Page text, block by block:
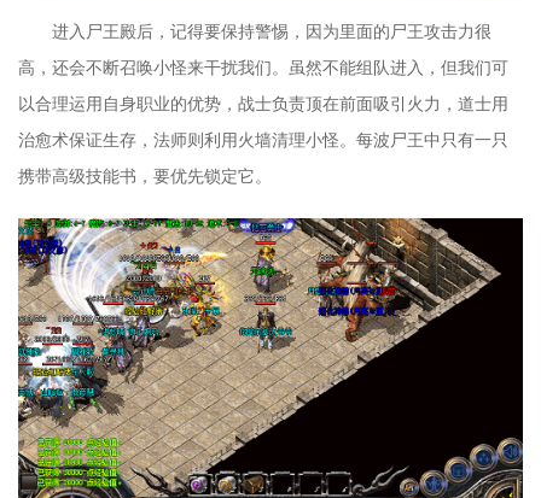
进入尸王殿后，记得要保持警惕，因为里面的尸王攻击力很
高，还会不断召唤小怪来干扰我们。虽然不能组队进入，但我们可
以合理运用自身职业的优势，战士负责顶在前面吸引火力，道士用
治愈术保证生存，法师则利用火墙清理小怪。每波尸王中只有一只
携带高级技能书，要优先锁定它。